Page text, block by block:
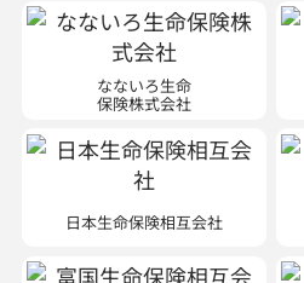
なないろ生命
保険株式会社
日本生命保険相互会社